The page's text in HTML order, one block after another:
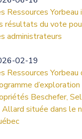
Ressources Yorbeau
résultats du vote
administrateurs
02-19
Ressources Yorbeau
Beschefer,
située dans le